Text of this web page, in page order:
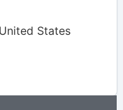
United States